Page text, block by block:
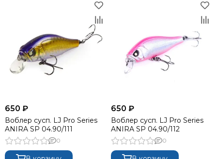
650 ₽
Воблер сусп. LJ Pro Series
ANIRA SP 04.90/111
0
650 ₽
Воблер сусп. LJ Pro Series
ANIRA SP 04.90/112
0